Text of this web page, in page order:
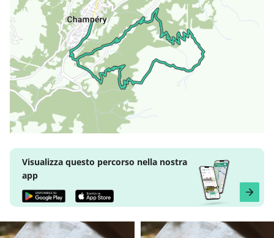
Visualizza questo percorso nella nostra
app